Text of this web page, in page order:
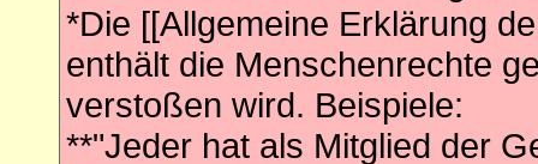
*Die [[Allgemeine Erklärung
enthält die Menschenrechte
verstoßen wird. Beispiele:
**"Jeder hat als Mitglied der